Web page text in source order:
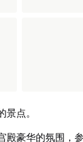
点。
豪华的氛围，